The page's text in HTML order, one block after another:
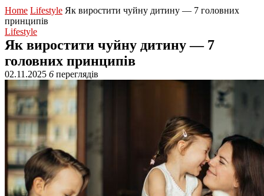
Home Lifestyle Як виростити чуйну дитину — 7 головних
принципів
Lifestyle
Як виростити чуйну дитину — 7
головних принципів
02.11.2025 6 переглядів